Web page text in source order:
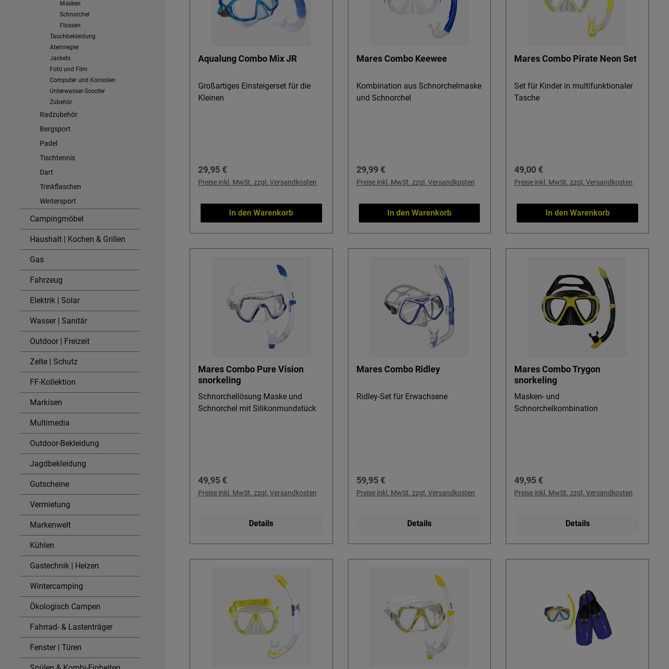
Masken
Schnorchel
Flossen
Tauchbekleidung
Atemregler
Jackets
Foto und Film
Computer und Konsolen
Unterwasser-Scooter
Zubehör
Radzubehör
Bergsport
Padel
Tischtennis
Dart
Trinkflaschen
Wintersport
Campingmöbel
Haushalt | Kochen & Grillen
Gas
Fahrzeug
Elektrik | Solar
Wasser | Sanitär
Outdoor | Freizeit
Zelte | Schutz
FF-Kollektion
Markisen
Multimedia
Outdoor-Bekleidung
Jagdbekleidung
Gutscheine
Vermietung
Markenwelt
Kühlen
Gastechnik | Heizen
Wintercamping
Ökologisch Campen
Fahrrad- & Lastenträger
Fenster | Türen
Aqualung Combo Mix JR
Großartiges Einsteigerset für die
Kleinen
Regulärer Preis:
29,95 €
Preise inkl. MwSt. zzgl. Versandkosten
In den Warenkorb
Mares Combo Keewee
Kombination aus Schnorchelmaske
und Schnorchel
Regulärer Preis:
29,99 €
Preise inkl. MwSt. zzgl. Versandkosten
In den Warenkorb
Mares Combo Pirate Neon Set
Set für Kinder in multifunktionaler
Tasche
Regulärer Preis:
49,00 €
Preise inkl. MwSt. zzgl. Versandkosten
In den Warenkorb
Mares Combo Pure Vision
snorkeling
Schnorchellösung Maske und
Schnorchel mit Silikonmundstück
Regulärer Preis:
49,95 €
Preise inkl. MwSt. zzgl. Versandkosten
Details
Mares Combo Ridley
Ridley-Set für Erwachsene
Regulärer Preis:
59,95 €
Preise inkl. MwSt. zzgl. Versandkosten
Details
Mares Combo Trygon
snorkeling
Masken- und
Schnorchelkombination
Regulärer Preis:
49,95 €
Preise inkl. MwSt. zzgl. Versandkosten
Details